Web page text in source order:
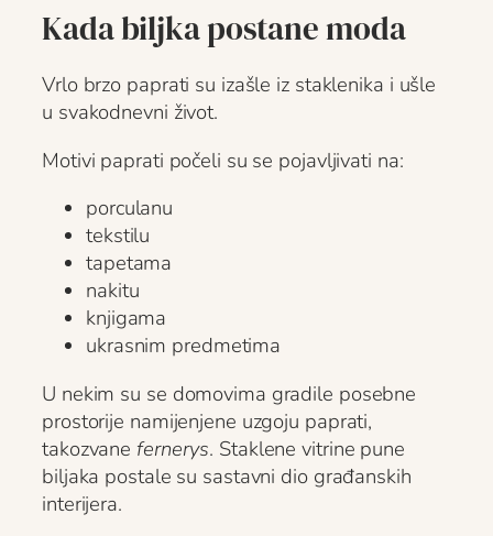
Kada biljka postane moda
Vrlo brzo paprati su izašle iz staklenika i ušle
u svakodnevni život.
Motivi paprati počeli su se pojavljivati na:
porculanu
tekstilu
tapetama
nakitu
knjigama
ukrasnim predmetima
U nekim su se domovima gradile posebne
prostorije namijenjene uzgoju paprati,
takozvane fernerys. Staklene vitrine pune
biljaka postale su sastavni dio građanskih
interijera.